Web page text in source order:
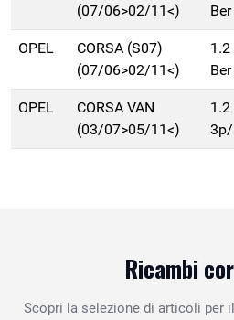
(07/06>02/11<)
OPEL
CORSA (S07)
(07/06>02/11<)
1.2
OPEL
CORSA VAN
(03/07>05/11<)
1.2
Ricambi
Scopri la selezione di articoli per